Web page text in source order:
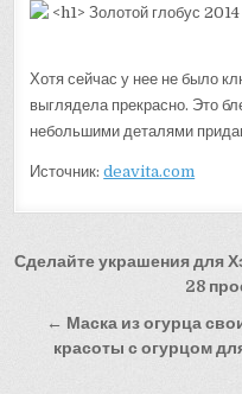
Хотя сейчас у нее не было
выглядела прекрасно. Это
небольшими деталями
Источник:deavita.com
Навигация
записям
Сделайте украшения для
28
← Маска из огурца
красоты с огурцом